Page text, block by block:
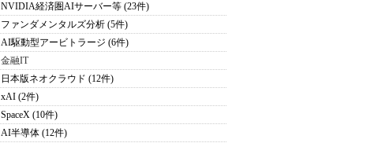
NVIDIA経済圏AIサーバー等 (23件)
ファンダメンタルズ分析 (5件)
AI駆動型アービトラージ (6件)
金融IT
日本版ネオクラウド (12件)
xAI (2件)
SpaceX (10件)
AI半導体 (12件)